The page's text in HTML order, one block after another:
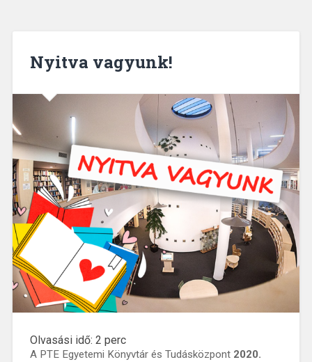
Nyitva vagyunk!
Olvasási idő: 2 perc
A PTE Egyetemi Könyvtár és Tudásközpont 2020.